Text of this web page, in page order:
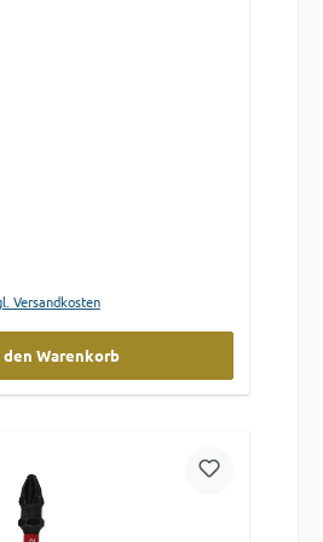
Versandkosten
den Warenkorb